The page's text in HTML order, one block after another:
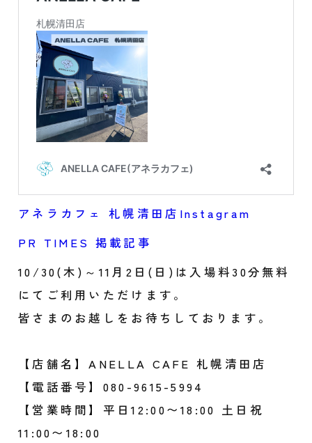
アネラカフェ 札幌清田店Instagram
PR TIMES 掲載記事
10/30(木)～11月2日(日)は入場料30分無料
にてご利用いただけます。
皆さまのお越しをお待ちしております。
【店舗名】ANELLA CAFE 札幌清田店
【電話番号】080-9615-5994
【営業時間】平日12:00〜18:00 土日祝
11:00〜18:00